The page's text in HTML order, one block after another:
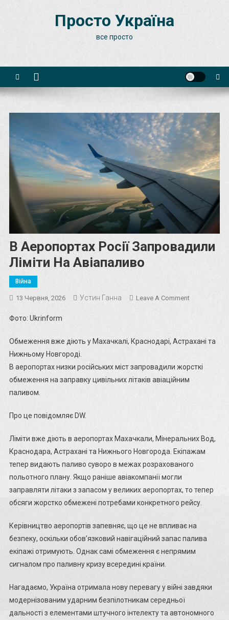
Просто Україна
все просто
В Аеропортах Росії Запровадили
Ліміти На Авіапаливо
Війна
13 Червня, 2026 Устин Ганна Leave A CommentOn
На
Авіапаливо
Фото: Ukrinform
Обмеження вже діють у Махачкалі, Краснодарі, Астрахані та
Нижньому Новгороді.
В аеропортах низки російських міст запровадили жорсткі
обмеження на заправку цивільних літаків авіаційним
паливом.
Про це повідомляє DW.
Ліміти вже діють в аеропортах Махачкали, Мінеральних Вод,
Краснодара, Астрахані та Нижнього Новгорода. Екіпажам
тепер видають паливо суворо в межах розрахованого
польотного плану. Якщо раніше авіакомпанії могли
заправляти літаки з запасом у великих аеропортах, то тепер
обсяги жорстко обмежені потребами конкретного рейсу.
Керівництво аеропортів запевняє, що це не впливає на
безпеку, оскільки обов’язковий навігаційний запас палива
екіпажі отримують. Однак самі обмеження є непрямим
сигналом про паливну кризу всередині країни.
Нагадаємо, Україна отримала нову перевагу у війні завдяки
модернізованим ударним безпілотникам середньої
дальності з елементами штучного інтелекту та автономного